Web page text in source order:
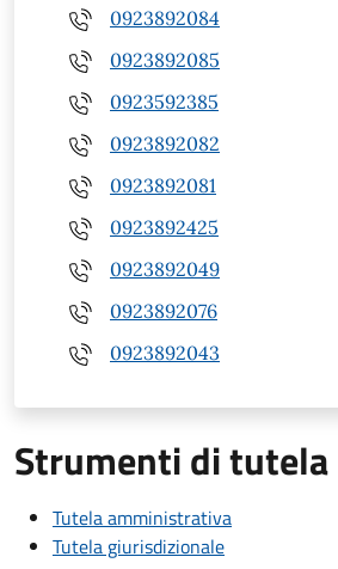
0923892084
0923892085
0923592385
0923892082
0923892081
0923892425
0923892049
0923892076
0923892043
Strumenti di tutela
Tutela amministrativa
Tutela giurisdizionale